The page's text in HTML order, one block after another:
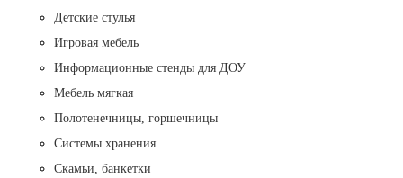
Детские стулья
Игровая мебель
Информационные стенды для ДОУ
Мебель мягкая
Полотенечницы, горшечницы
Системы хранения
Скамьи, банкетки